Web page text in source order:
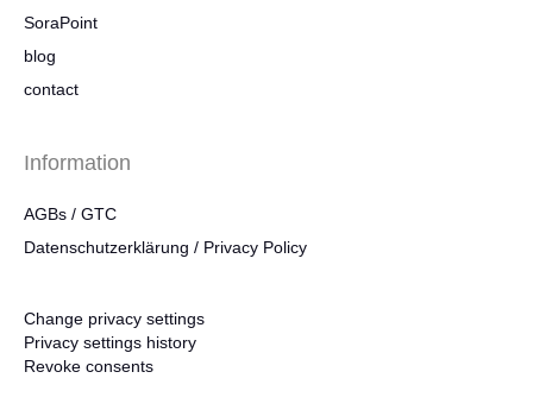
SoraPoint
blog
contact
Information
AGBs / GTC
Datenschutzerklärung / Privacy Policy
Change privacy settings
Privacy settings history
Revoke consents